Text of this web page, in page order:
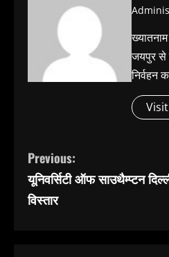
जयपुर से
C
o
Previous:
यूनिवर्सिटी ऑफ साउथैम्प्टन
विस्तार